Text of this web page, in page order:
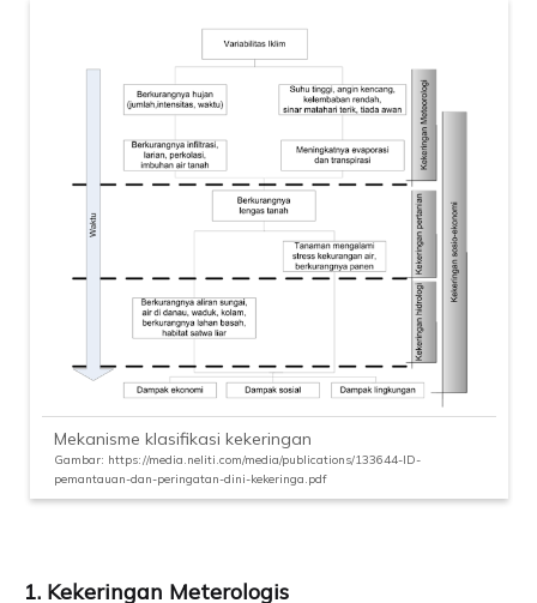
Mekanisme klasifikasi kekeringan
Gambar: https://media.neliti.com/media/publications/133644-ID-
pemantauan-dan-peringatan-dini-kekeringa.pdf
1. Kekeringan Meterologis